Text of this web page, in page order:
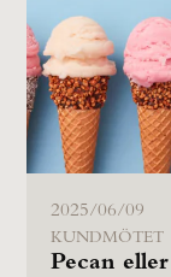
2025/06/09
KUNDMÖTET
Pecan